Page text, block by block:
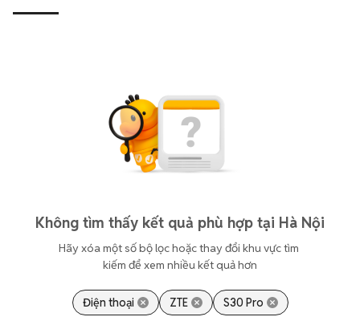
Không tìm thấy kết quả phù hợp tại Hà Nội
Hãy xóa một số bộ lọc hoặc thay đổi khu vực tìm
kiếm để xem nhiều kết quả hơn
Điện thoại ZTE S30 Pro